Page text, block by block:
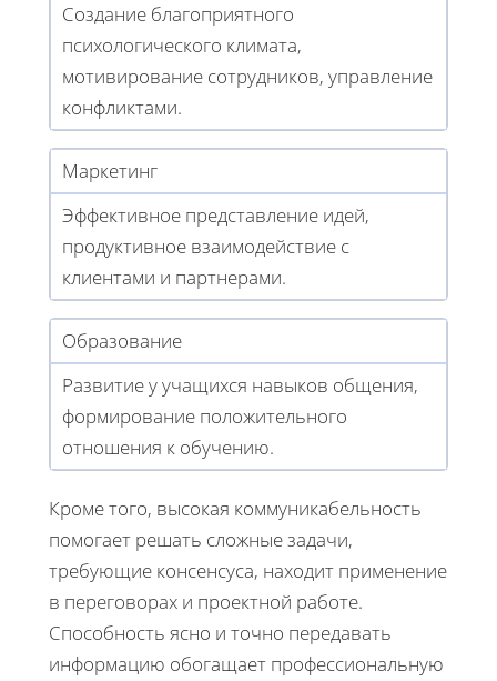
Создание благоприятного
психологического климата,
мотивирование сотрудников, управление
конфликтами.
Маркетинг
Эффективное представление идей,
продуктивное взаимодействие с
клиентами и партнерами.
Образование
Развитие у учащихся навыков общения,
формирование положительного
отношения к обучению.
Кроме того, высокая коммуникабельность
помогает решать сложные задачи,
требующие консенсуса, находит применение
в переговорах и проектной работе.
Способность ясно и точно передавать
информацию обогащает профессиональную